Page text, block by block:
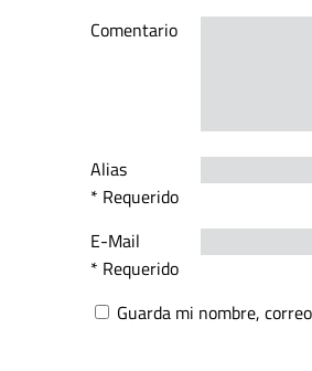
Comentario
Alias
* Requerido
E-Mail
* Requerido
Guarda mi nombre,